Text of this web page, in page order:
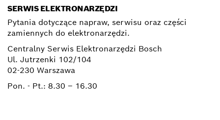
SERWIS ELEKTRONARZĘDZI
Pytania dotyczące napraw, serwisu oraz części
zamiennych do elektronarzędzi.
Centralny Serwis Elektronarzędzi Bosch
Ul. Jutrzenki 102/104
02-230 Warszawa
Pon. - Pt.: 8.30 – 16.30